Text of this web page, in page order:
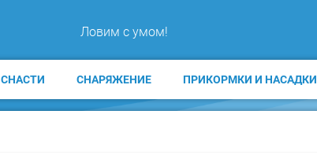
Ловим с умом!
СНАСТИ СНАРЯЖЕНИЕ ПРИКОРМКИ И НАСАДКИ